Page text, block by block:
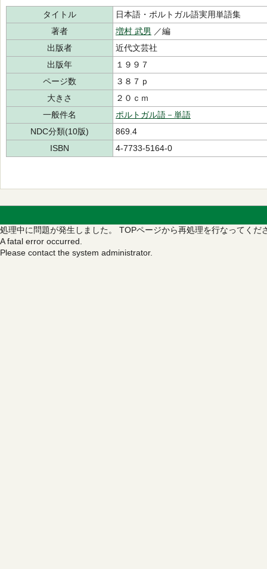
タイトル
日本語・ポルトガル語実用単語集
著者
増村 武男 ／編
出版者
近代文芸社
出版年
１９９７
ページ数
３８７ｐ
大きさ
２０ｃｍ
一般件名
ポルトガル語－単語
NDC分類(10版)
869.4
ISBN
4-7733-5164-0
処理中に問題が発生しました。 TOPページから再処理を行なってくだ
A fatal error occurred.
Please contact the system administrator.